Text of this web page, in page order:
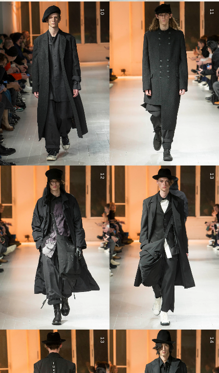
10 11
12 13
13 14